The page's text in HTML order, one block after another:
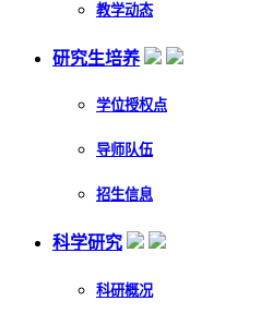
教学动态
研究生培养
学位授权点
导师队伍
招生信息
科学研究
科研概况